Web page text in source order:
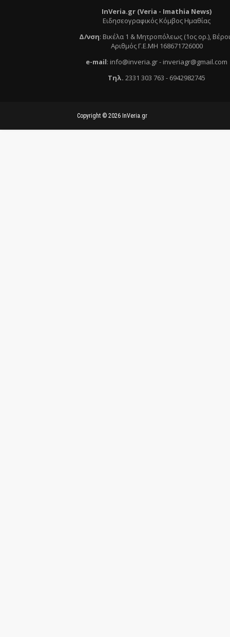
InVeria.gr (Veria - Ιmathia News)
Ειδησεογραφικός Κόμβος Ημαθίας
Δ/νση: Βικέλα 1 & Μητροπόλεως (1ος ορ.),
Αριθμός Γ.Ε.ΜΗ 168671726000
e-mail: info@inveria.gr- inveriagr@gmail.com
Τηλ. 2331 303 763 - 6942982745
Copyright © 2026 InVeria.gr